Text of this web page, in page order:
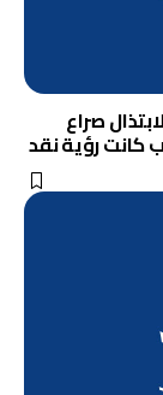
صراع
كانت رؤية نقد